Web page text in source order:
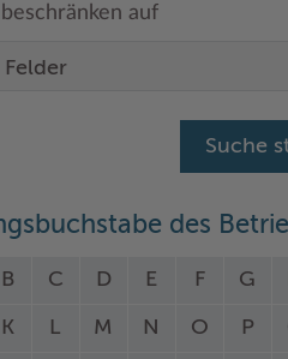
auf
des
B C D E F G
K L M N O P